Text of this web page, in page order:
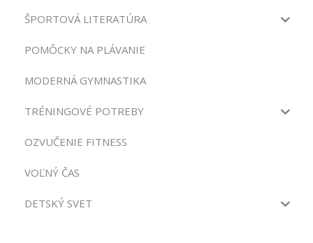
ŠPORTOVÁ LITERATÚRA
POMÔCKY NA PLÁVANIE
MODERNÁ GYMNASTIKA
TRÉNINGOVÉ POTREBY
OZVUČENIE FITNESS
VOĽNÝ ČAS
DETSKÝ SVET